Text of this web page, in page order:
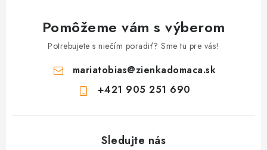
Pomôžeme vám s výberom
Potrebujete s niečím poradiť? Sme tu pre vás!
mariatobias@zienkadomaca.sk
+421 905 251 690